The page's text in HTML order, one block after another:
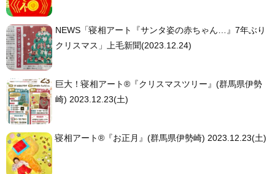
NEWS「寝相アート『サンタ姿の赤ちゃん…』7年ぶり
クリスマス」上毛新聞(2023.12.24)
巨大！寝相アート®︎『クリスマスツリー』(群馬県伊勢
崎) 2023.12.23(土)
寝相アート®︎『お正月』(群馬県伊勢崎) 2023.12.23(土)